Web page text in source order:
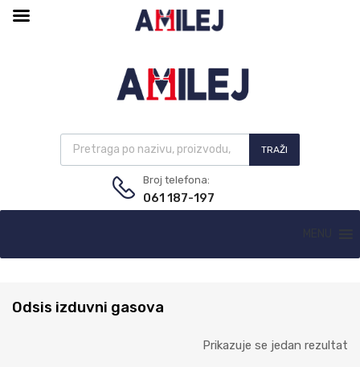
TRAŽI
Broj telefona:
061 187-197
Odsis izduvni gasova
Prikazuje se jedan rezultat